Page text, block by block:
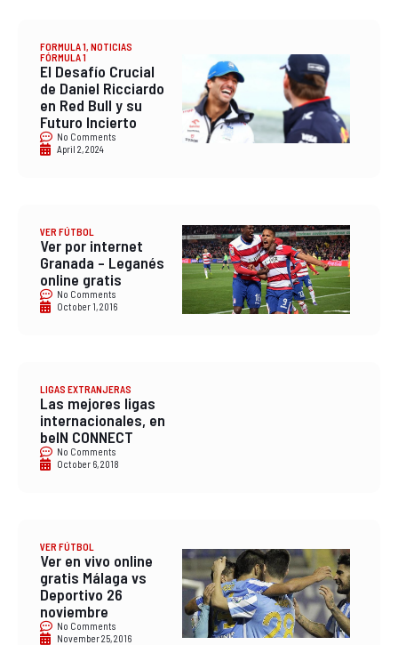
FORMULA 1 NOTICIAS
FÓRMULA 1
El Desafío Crucial
de Daniel Ricciardo
en Red Bull y su
Futuro Incierto
No Comments
April 2, 2024
VER FÚTBOL
Ver por internet
Granada – Leganés
online gratis
No Comments
October 1, 2016
LIGAS EXTRANJERAS
Las mejores ligas
internacionales, en
beIN CONNECT
No Comments
October 6, 2018
VER FÚTBOL
Ver en vivo online
gratis Málaga vs
Deportivo 26
noviembre
No Comments
November 25, 2016